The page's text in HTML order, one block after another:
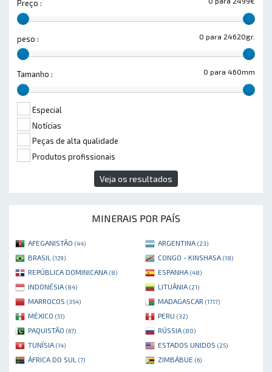
Preço :
0 para 24620gr.
peso :
0 para 460mm
Tamanho :
Especial
Notícias
Peças de alta qualidade
Produtos profissionais
Veja os resultados
MINERAIS POR PAÍS
AFEGANISTÃO (44) ARGENTINA (23)
BRASIL (129) CONGO - KINSHASA (18)
REPÚBLICA DOMINICANA (8) ESPANHA (48)
INDONÉSIA (84) LITUÂNIA (21)
MARROCOS (354) MADAGASCAR (1717)
MÉXICO (51) PERU (32)
PAQUISTÃO (67) RÚSSIA (80)
TUNÍSIA (14) ESTADOS UNIDOS (25)
ÁFRICA DO SUL (7) ZIMBÁBUE (6)